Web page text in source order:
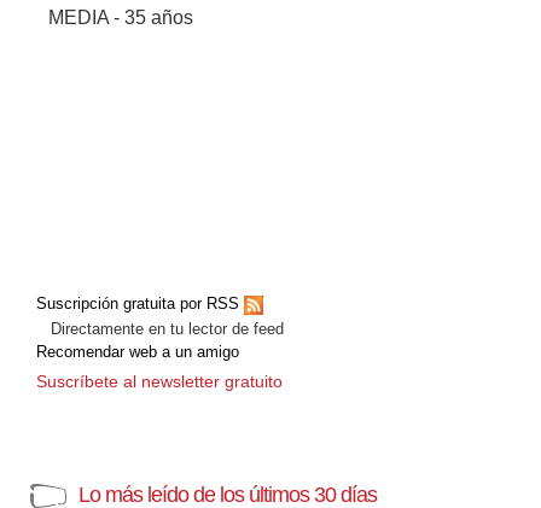
MEDIA - 35 años
Suscripción gratuita por RSS
Directamente en tu lector de feed
Recomendar web a un amigo
Suscríbete al newsletter gratuito
Lo más leído de los últimos 30 días